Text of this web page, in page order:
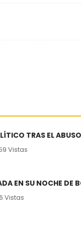
TRAS EL
Vistas
EN SU NOCHE DE
Vistas